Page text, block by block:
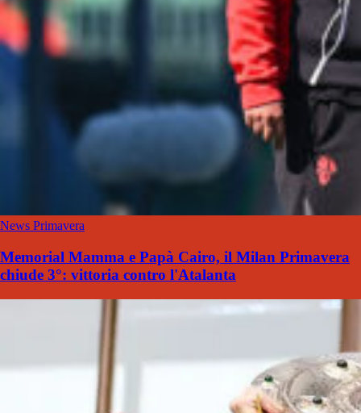
News Primavera
Memorial Mamma e Papà Cairo, il Milan Primavera
chiude 3°: vittoria contro l'Atalanta